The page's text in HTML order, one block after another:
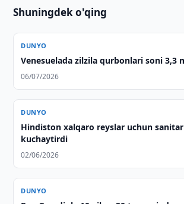
Shuningdek o'qing
DUNYO
Venesuelada zilzila qurbonlari soni 3,3
06/07/2026
DUNYO
Hindiston xalqaro reyslar uchun
kuchaytirdi
02/06/2026
DUNYO